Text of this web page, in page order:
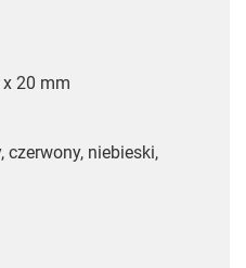
20 mm
czerwony, niebieski,